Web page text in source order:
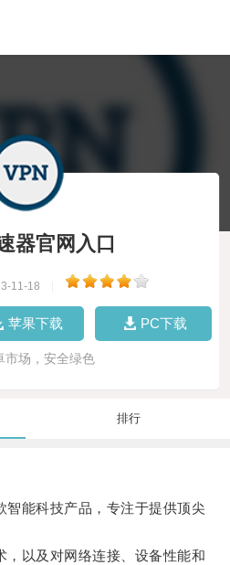
器官网入口
11-18
苹果下载 PC下载
市场，安全绿色
排行
能科技产品，专注于提供顶尖
以及对网络连接、设备性能和